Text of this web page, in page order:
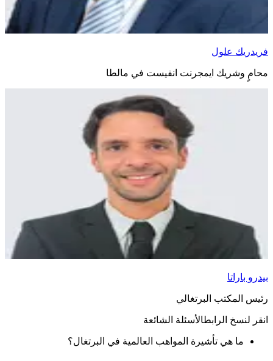
فريدريك علول
محامٍ وشريك ايمجرنت انفيست في مالطا
بيدرو باراتا
رئيس المكتب البرتغالي
الأسئلة الشائعة
ما هي تأشيرة المواهب العالمية في البرتغال؟